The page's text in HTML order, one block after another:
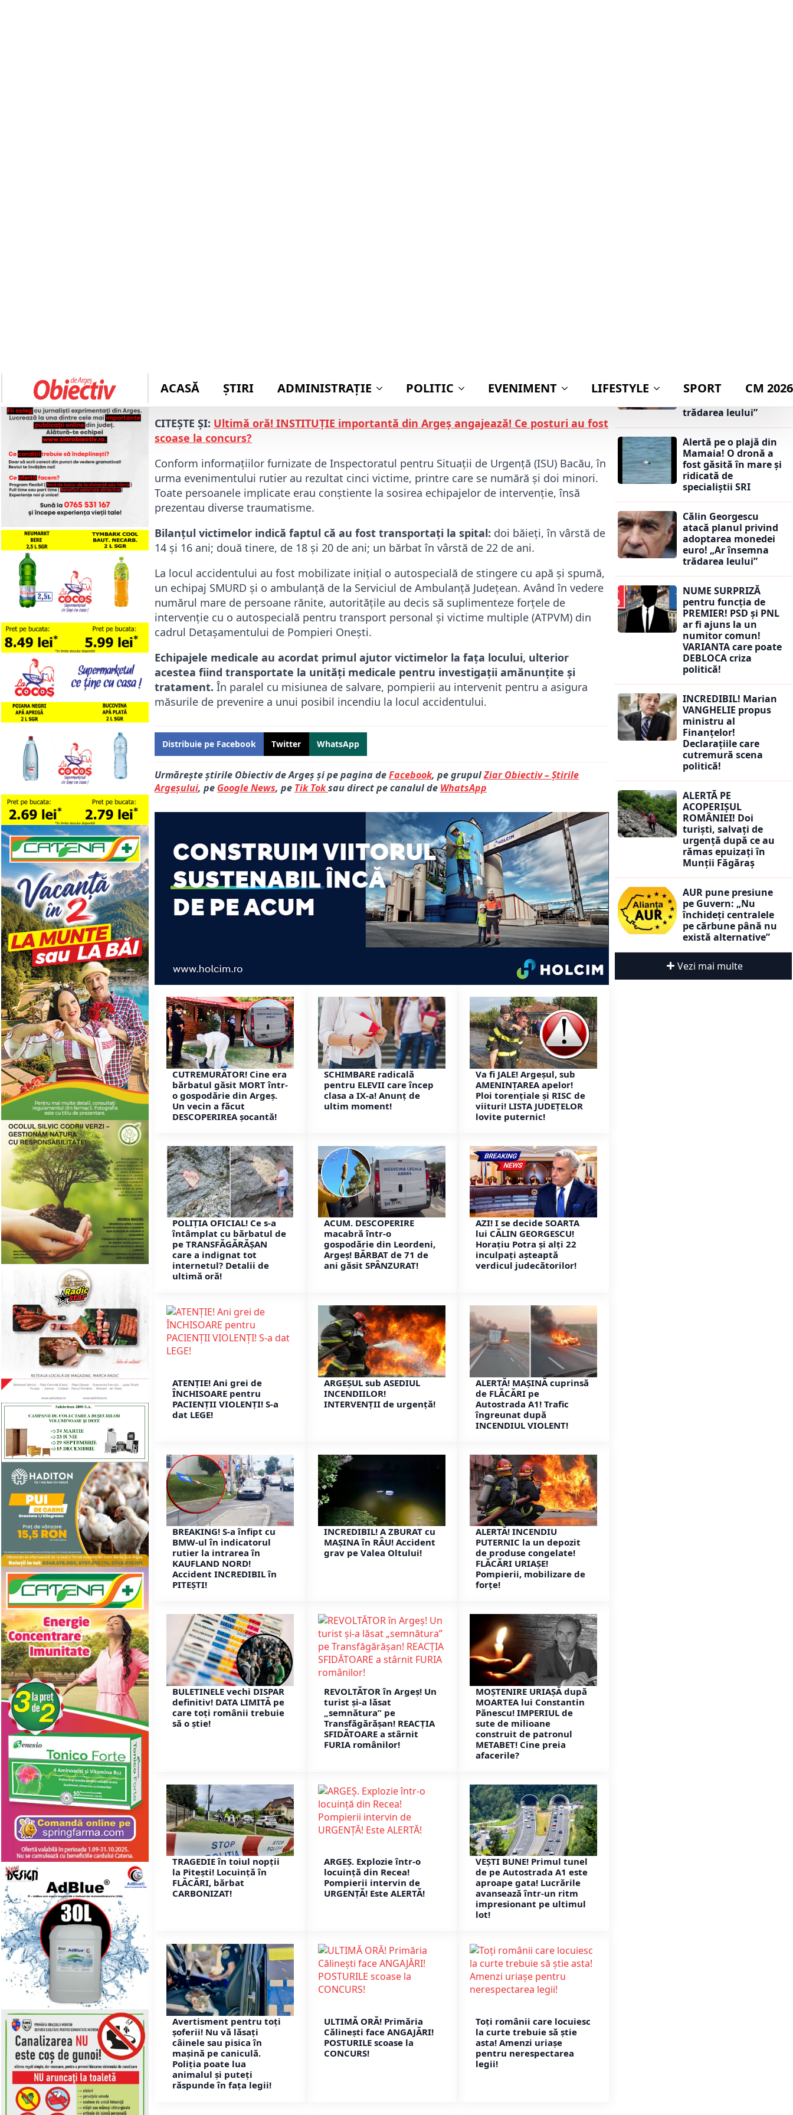
accident rutier grav produs în localitatea Helegiu, județul Bacău. Incidentul a avut loc
după ce autoturismul în care se aflau s-a răsturnat în afara părții carosabile.
CITEȘTE ȘI: Ultimă oră! INSTITUȚIE importantă din Argeș angajează! Ce posturi au fost
scoase la concurs?
Conform informațiilor furnizate de Inspectoratul pentru Situații de Urgență (ISU) Bacău, în
urma evenimentului rutier au rezultat cinci victime, printre care se numără și doi minori.
Toate persoanele implicate erau conștiente la sosirea echipajelor de intervenție, însă
prezentau diverse traumatisme.
Bilanțul victimelor indică faptul că au fost transportați la spital: doi băieți, în vârstă de
14 și 16 ani; două tinere, de 18 și 20 de ani; un bărbat în vârstă de 22 de ani.
La locul accidentului au fost mobilizate inițial o autospecială de stingere cu apă și spumă,
un echipaj SMURD și o ambulanță de la Serviciul de Ambulanță Județean. Având în vedere
numărul mare de persoane rănite, autoritățile au decis să suplimenteze forțele de
intervenție cu o autospecială pentru transport personal și victime multiple (ATPVM) din
cadrul Detașamentului de Pompieri Onești.
Echipajele medicale au acordat primul ajutor victimelor la fața locului, ulterior
acestea fiind transportate la unități medicale pentru investigații amănunțite și
tratament. În paralel cu misiunea de salvare, pompierii au intervenit pentru a asigura
măsurile de prevenire a unui posibil incendiu la locul accidentului.
Distribuie pe Facebook Twitter WhatsApp
Urmărește știrile Obiectiv de Argeș și pe pagina deFacebook, pe grupulZiar Obiectiv – Știrile
Argeșului, pe Google News, pe Tik Toksau direct pe canalul de WhatsApp
CUTREMURĂTOR! Cine era
bărbatul găsit MORT într-
o gospodărie din Argeș.
Un vecin a făcut
DESCOPERIREA șocantă!
SCHIMBARE radicală
pentru ELEVII care încep
clasa a IX-a! Anunț de
ultim moment!
Va fi JALE! Argeșul, sub
AMENINȚAREA apelor!
Ploi torențiale și RISC de
viituri! LISTA JUDEȚELOR
lovite puternic!
POLIȚIA OFICIAL! Ce s-a
întâmplat cu bărbatul de
pe TRANSFĂGĂRĂȘAN
care a indignat tot
internetul? Detalii de
ultimă oră!
ACUM. DESCOPERIRE
macabră într-o
gospodărie din Leordeni,
Argeș! BĂRBAT de 71 de
ani găsit SPÂNZURAT!
AZI! I se decide SOARTA
lui CĂLIN GEORGESCU!
Horațiu Potra și alți 22
inculpați așteaptă
verdicul judecătorilor!
ATENȚIE! Ani grei de
ÎNCHISOARE pentru
PACIENȚII VIOLENȚI! S-a
dat LEGE!
ARGEȘUL sub ASEDIUL
INCENDIILOR!
INTERVENȚII de urgență!
ALERTĂ! MAȘINĂ cuprinsă
de FLĂCĂRI pe
Autostrada A1! Trafic
îngreunat după
INCENDIUL VIOLENT!
BREAKING! S-a înfipt cu
BMW-ul în indicatorul
rutier la intrarea în
KAUFLAND NORD!
Accident INCREDIBIL în
PITEȘTI!
INCREDIBIL! A ZBURAT cu
MAȘINA în RÂU! Accident
grav pe Valea Oltului!
ALERTĂ! INCENDIU
PUTERNIC la un depozit
de produse congelate!
FLĂCĂRI URIAȘE!
Pompierii, mobilizare de
forțe!
BULETINELE vechi DISPAR
definitiv! DATA LIMITĂ pe
care toți românii trebuie
să o știe!
REVOLTĂTOR în Argeș! Un
turist și-a lăsat
„semnătura” pe
Transfăgărășan! REACȚIA
SFIDĂTOARE a stârnit
FURIA românilor!
MOȘTENIRE URIAȘĂ după
MOARTEA lui Constantin
Pănescu! IMPERIUL de
sute de milioane
construit de patronul
METABET! Cine preia
afacerile?
TRAGEDIE în toiul nopții
la Pitești! Locuință în
FLĂCĂRI, bărbat
CARBONIZAT!
ARGEȘ. Explozie într-o
locuință din Recea!
Pompierii intervin de
URGENȚĂ! Este ALERTĂ!
VEȘTI BUNE! Primul tunel
de pe Autostrada A1 este
aproape gata! Lucrările
avansează într-un ritm
impresionant pe ultimul
lot!
Avertisment pentru toți
șoferii! Nu vă lăsați
câinele sau pisica în
mașină pe caniculă.
Poliția poate lua
animalul și puteți
răspunde în fața legii!
ULTIMĂ ORĂ! Primăria
Călinești face ANGAJĂRI!
POSTURILE scoase la
CONCURS!
Toți românii care locuiesc
la curte trebuie să știe
asta! Amenzi uriașe
pentru nerespectarea
legii!
adoptarea monedei
trădarea leului”
Alertă pe o plajă din
Mamaia! O dronă a
fost găsită în mare și
ridicată de
specialiștii SRI
Călin Georgescu
atacă planul privind
adoptarea monedei
euro! „Ar însemna
trădarea leului”
NUME SURPRIZĂ
pentru funcția de
PREMIER! PSD și PNL
ar fi ajuns la un
numitor comun!
VARIANTA care poate
DEBLOCA criza
politică!
INCREDIBIL! Marian
VANGHELIE propus
ministru al
Finanțelor!
Declarațiile care
cutremură scena
politică!
ALERTĂ PE
ACOPERIȘUL
ROMÂNIEI! Doi
turiști, salvați de
urgență după ce au
rămas epuizați în
Munții Făgăraș
AUR pune presiune
pe Guvern: „Nu
închideți centralele
pe cărbune până nu
există alternative”
Vezi mai multe